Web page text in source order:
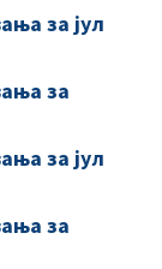
за јул
за
за јул
за